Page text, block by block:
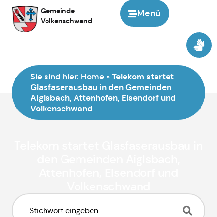
Menü
Gemeinde
Volkenschwand
Sie sind hier: Home »Telekom startet
Glasfaserausbau in den Gemeinden
Aiglsbach, Attenhofen, Elsendorf und
Volkenschwand